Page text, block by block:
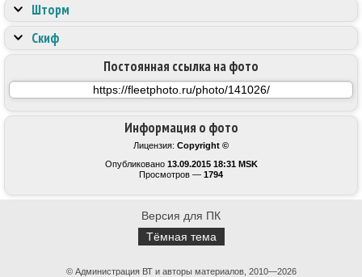
Информация о фото
Лицензия: Copyright ©
Опубликовано 13.09.2015 18:31 MSK
Просмотров — 1794
Постоянная ссылка на фото
Шторм
Скиф
Версия для ПК
Тёмная тема
© Администрация ВТ и авторы материалов, 2010—2026